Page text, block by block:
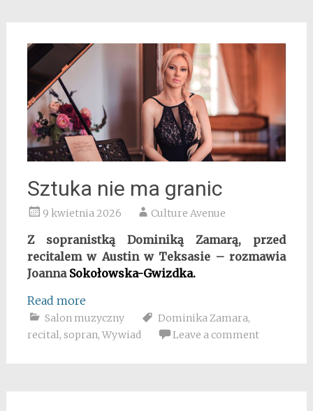
Sztuka nie ma granic
9 kwietnia 2026 Culture Avenue
Z sopranistką Dominiką Zamarą, przed
recitalem w Austin w Teksasie – rozmawia
Joanna Sokołowska-Gwizdka.
Read more
Salon muzyczny Dominika Zamara,
recital, sopran, Wywiad Leave a comment